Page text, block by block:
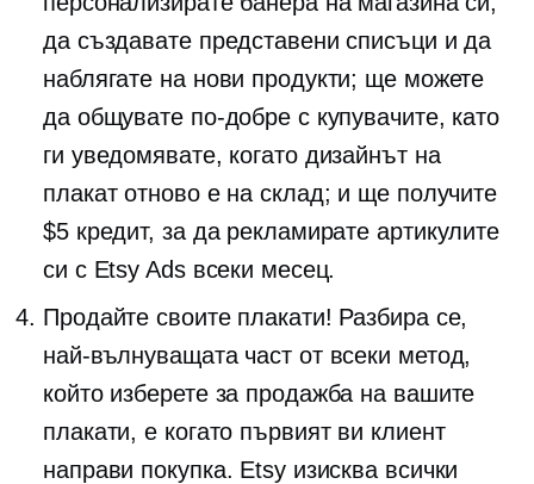
да създавате представени списъци и да
наблягате на нови продукти; ще можете
да общувате по-добре с купувачите, като
ги уведомявате, когато дизайнът на
плакат отново е на склад; и ще получите
$5 кредит, за да рекламирате артикулите
си с Etsy Ads всеки месец.
Продайте своите плакати! Разбира се,
най-вълнуващата част от всеки метод,
който изберете за продажба на вашите
плакати, е когато първият ви клиент
направи покупка. Etsy изисква всички